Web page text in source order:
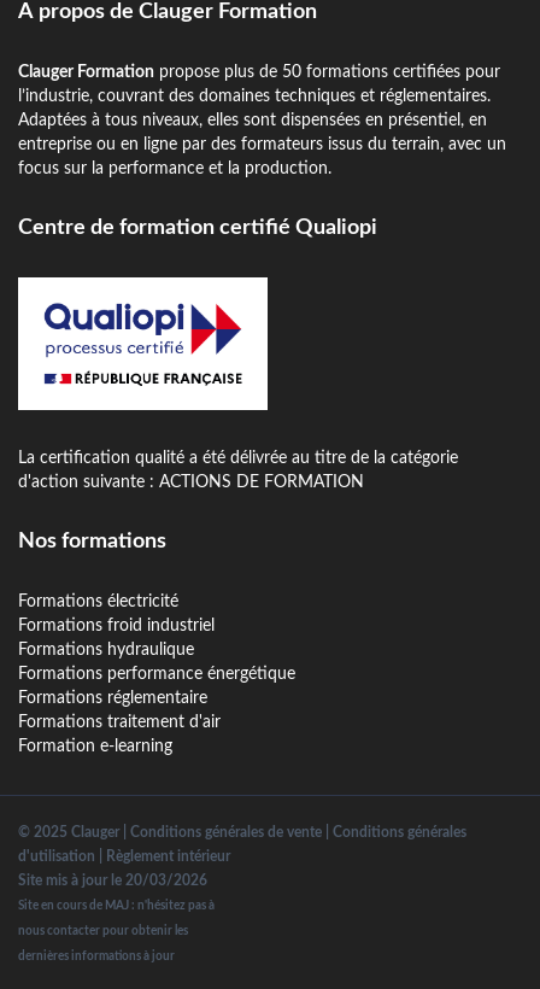
A propos de Clauger Formation
Clauger Formation propose plus de 50 formations certifiées pour
l’industrie, couvrant des domaines techniques et réglementaires.
Adaptées à tous niveaux, elles sont dispensées en présentiel, en
entreprise ou en ligne par des formateurs issus du terrain, avec un
focus sur la performance et la production.
Centre de formation certifié Qualiopi
La certification qualité a été délivrée au titre de la catégorie
d'action suivante : ACTIONS DE FORMATION
Nos formations
Formations électricité
Formations froid industriel
Formations hydraulique
Formations performance énergétique
Formations réglementaire
Formations traitement d'air
Formation e-learning
Conditions générales de vente
Conditions générales
d'utilisation
Règlement intérieur
Site mis à jour le 20/03/2026
Site en cours de MAJ : n'hésitez pas à
nous contacter pour obtenir les
dernières informations à jour